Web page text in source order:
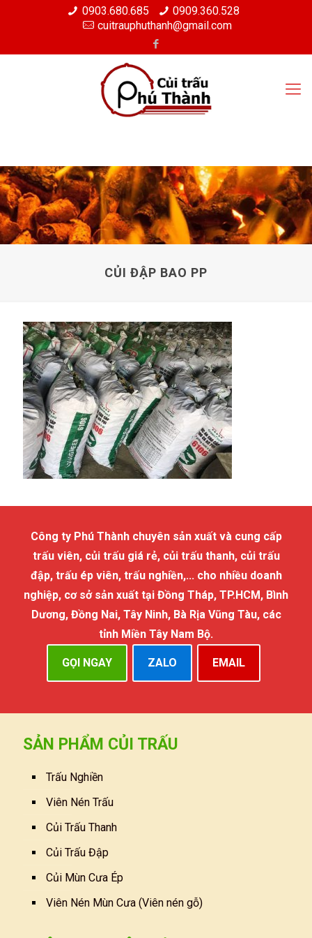
0903.680.685
0909.360.528
cuitrauphuthanh@gmail.com
CỦI ĐẬP BAO PP
Công ty Phú Thành chuyên sản xuất và cung cấp
trấu viên, củi trấu giá rẻ, củi trấu thanh, củi trấu
đập, trấu ép viên, trấu nghiền,... cho nhiều doanh
nghiệp, cơ sở sản xuất tại Đồng Tháp, TP.HCM, Bình
Dương, Đồng Nai, Tây Ninh, Bà Rịa Vũng Tàu, các
tỉnh Miền Tây Nam Bộ.
GỌI NGAY ZALO EMAIL
SẢN PHẨM CỦI TRẤU
Trấu Nghiền
Viên Nén Trấu
Củi Trấu Thanh
Củi Trấu Đập
Củi Mùn Cưa Ép
Viên Nén Mùn Cưa (Viên nén gỗ)